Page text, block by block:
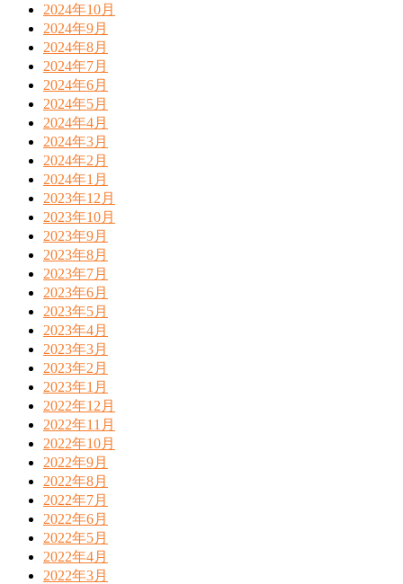
2024年10月
2024年9月
2024年8月
2024年7月
2024年6月
2024年5月
2024年4月
2024年3月
2024年2月
2024年1月
2023年12月
2023年10月
2023年9月
2023年8月
2023年7月
2023年6月
2023年5月
2023年4月
2023年3月
2023年2月
2023年1月
2022年12月
2022年11月
2022年10月
2022年9月
2022年8月
2022年7月
2022年6月
2022年5月
2022年4月
2022年3月